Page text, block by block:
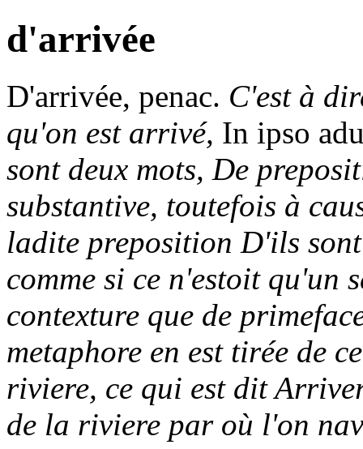
d'arrivée
D'arrivée, penac. C'est à
qu'on est arrivé, In ipso
sont deux mots, De
substantive, toutefois à
ladite preposition D'ils
comme si ce n'estoit qu'un
contexture que de
metaphore en est tirée de
riviere, ce qui est dit
de la riviere par où l'on